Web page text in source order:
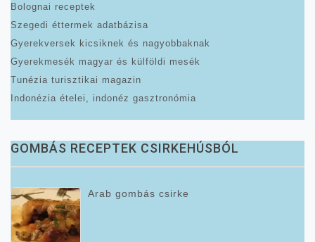
Bolognai receptek
Szegedi éttermek adatbázisa
Gyerekversek kicsiknek és nagyobbaknak
Gyerekmesék magyar és külföldi mesék
Tunézia turisztikai magazin
Indonézia ételei, indonéz gasztronómia
GOMBÁS RECEPTEK CSIRKEHÚSBÓL
Arab gombás csirke